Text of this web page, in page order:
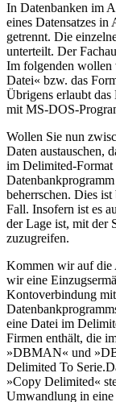
In Datenbanken im
eines Datensatzes
getrennt. Die
unterteilt. Der
Im folgenden wollen
Datei« bzw. das
Übrigens erlaubt das
mit MS-DOS-
Wollen Sie nun
Daten austauschen,
im Delimited-Format
beherrschen. Dies
Fall. Insofern ist es
der Lage ist, mit der
zuzugreifen.
Kommen wir auf die
wir eine
Kontoverbindung
eine Datei im
Firmen enthält, die
»DBMAN« und
Delimited To
»Copy Delimited«
Umwandlung in